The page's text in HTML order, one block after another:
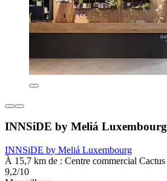
INNSiDE by Meliá Luxembourg
INNSiDE by Meliá Luxembourg
À 15,7 km de : Centre commercial Cactus
9,2/10